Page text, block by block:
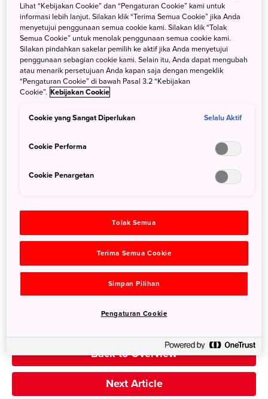
Terlampir informasi awal dalam Bahasa Inggris dan Bahasa
Jepang:
[JPN] Notice Proposal Competition(Joint Promotions
Project in the Indonesian Market in FY2024)
Project in the Indonesian Market in FY2024)
Cari
Semua
Back to Overview
Next Article
Lihat “Kebijakan Cookie” dan “Pengaturan Cookie” kami untuk
informasi lebih lanjut. Silakan klik “Terima Semua Cookie” jika Anda
menyetujui penggunaan semua cookie kami. Silakan klik “Tolak
Semua Cookie” untuk menolak penggunaan semua cookie kami.
Silakan pindahkan sakelar pemilih ke aktif jika Anda menyetujui
penggunaan sebagian cookie kami. Selain itu, Anda dapat mengubah
atau menarik persetujuan Anda kapan saja dengan mengeklik
“Pengaturan Cookie” di bawah Pasal 3.2 “Kebijakan
Cookie”. Kebijakan Cookie
Cookie yang Sangat Diperlukan Selalu Aktif
Cookie Performa
Cookie Penargetan
Tolak Semua
Terima Semua Cookie
Simpan Pilihan
Pengaturan Cookie